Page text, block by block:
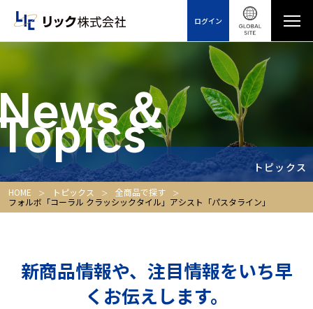
ログイン
＆
トピックス
HOME トピックス
全商品で探す
フォルボ「コーラル クラッシックタイル」アシスト「パスタライン」
新商品情報や、注目情報をいち早
くお伝えします。